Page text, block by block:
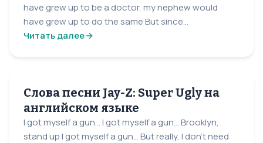
have grew up to be a doctor, my nephew would
have grew up to do the same But since...
Читать далее
Слова песни Jay-Z: Super Ugly на
английском языке
I got myself a gun... I got myself a gun... Brooklyn,
stand up I got myself a gun... But really, I don't need